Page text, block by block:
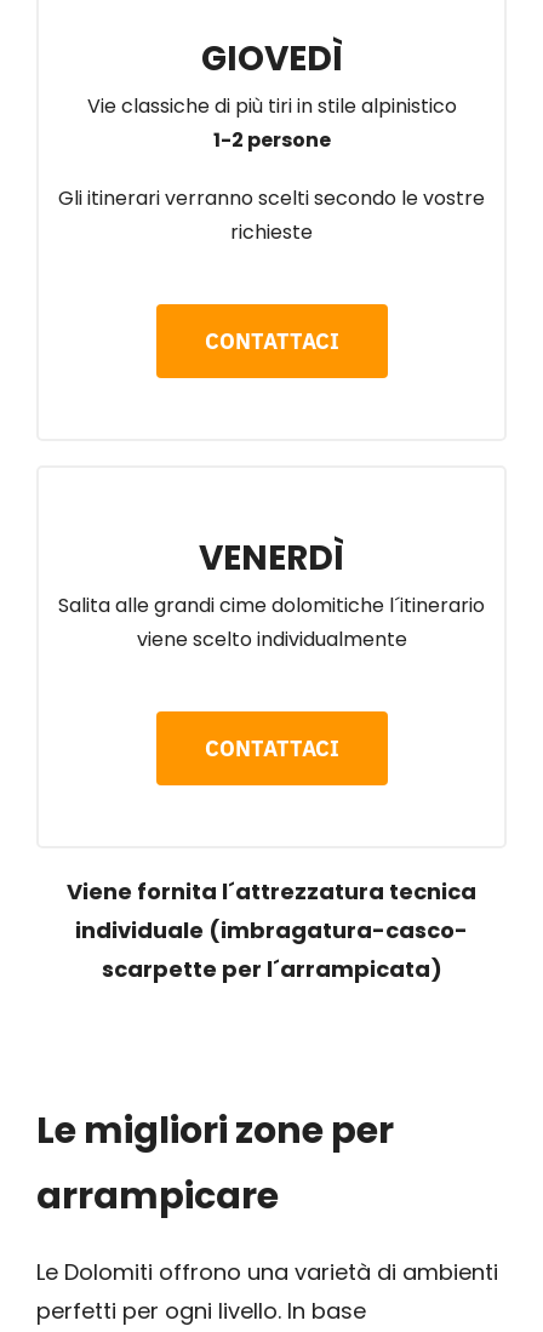
GIOVEDÌ
Vie classiche di più tiri in stile alpinistico
1-2 persone
Gli itinerari verranno scelti secondo le vostre
richieste
CONTATTACI
VENERDÌ
Salita alle grandi cime dolomitiche l´itinerario
viene scelto individualmente
CONTATTACI
Viene fornita l´attrezzatura tecnica
individuale (imbragatura-casco-
scarpette per l´arrampicata)
Le migliori zone per
arrampicare
Le Dolomiti offrono una varietà di ambienti
perfetti per ogni livello. In base